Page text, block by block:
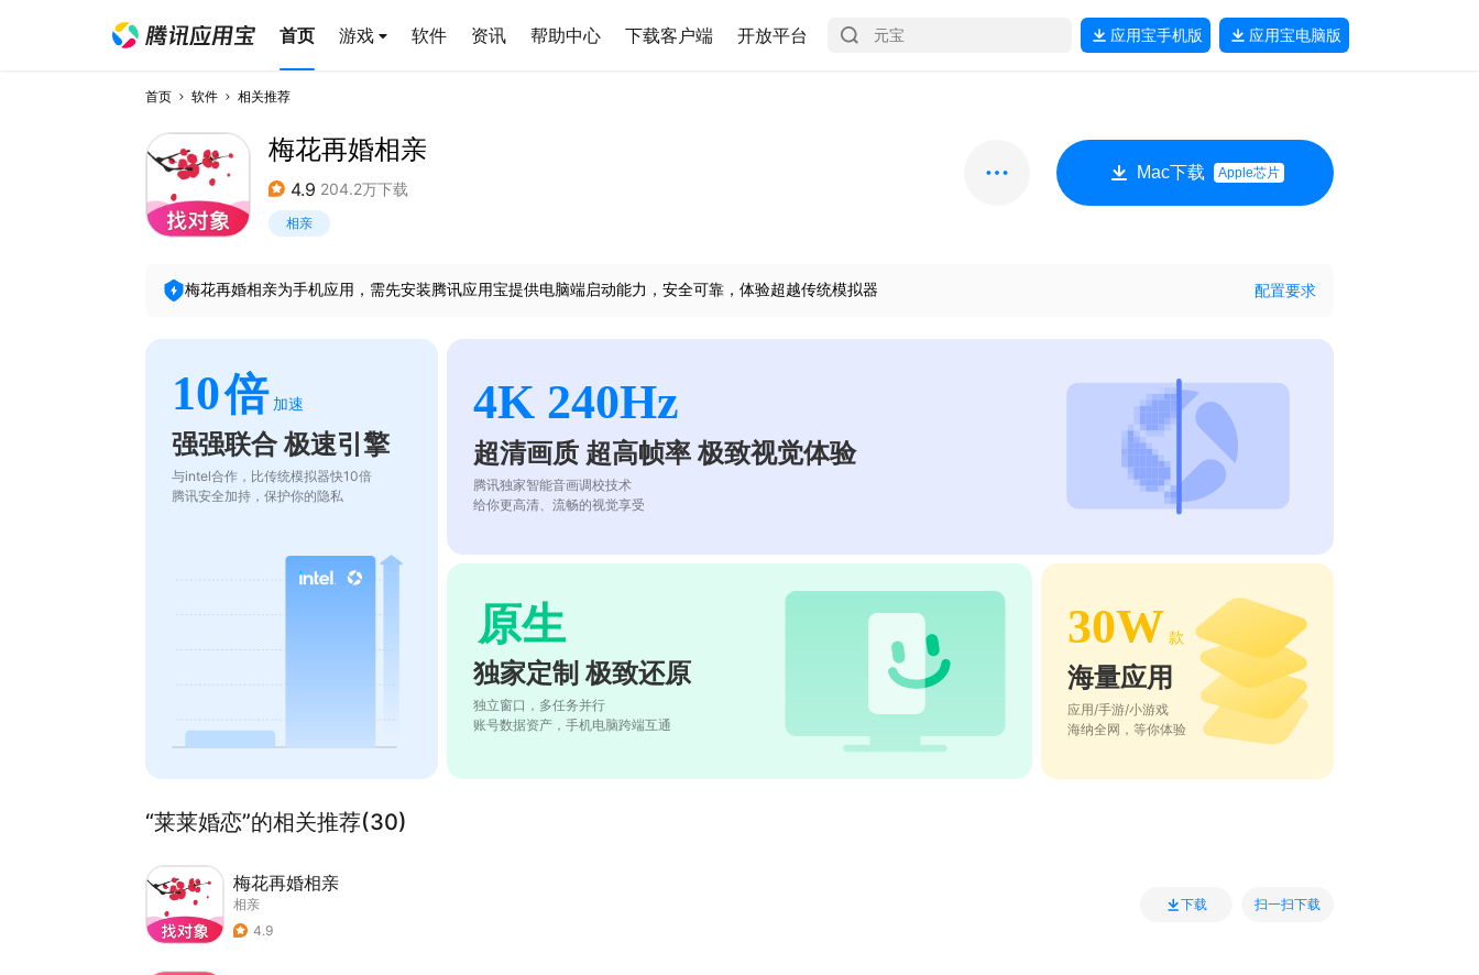
首页 游戏 软件 资讯 帮助中心 下载客户端 开放平台 应用宝手机版 应用宝电脑版
首页 软件 相关推荐
梅花再婚相亲
4.9 204.2万下载
相亲
Mac下载 Apple芯片
梅花再婚相亲为手机应用，需先安装腾讯应用宝提供电脑端启动能力，安全可靠，体验超越传统模拟器 配置要求
10倍 加速
强强联合 极速引擎
与intel合作，比传统模拟器快10倍
腾讯安全加持，保护你的隐私
4K 240Hz
超清画质 超高帧率 极致视觉体验
腾讯独家智能音画调校技术
给你更高清、流畅的视觉享受
原生
独家定制 极致还原
独立窗口，多任务并行
账号数据资产，手机电脑跨端互通
30W 款
海量应用
应用/手游/小游戏
海纳全网，等你体验
“莱莱婚恋”的相关推荐(30)
梅花再婚相亲
相亲
4.9
下载 扫一扫下载